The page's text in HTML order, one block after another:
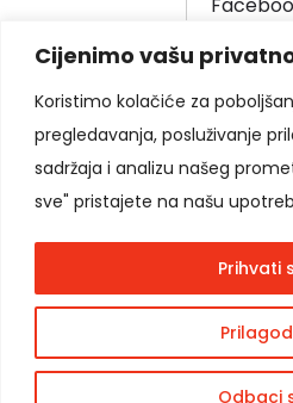
Cijenimo vašu
Koristimo kolačiće za
pregledavanja, posluživanje
sadržaja i analizu našeg
sve" pristajete na našu
Odbaci
Prihvati
Pratite
Copyright © 2026Moon